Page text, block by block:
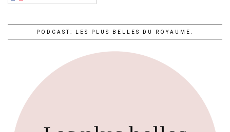
PODCAST: LES PLUS BELLES DU ROYAUME.